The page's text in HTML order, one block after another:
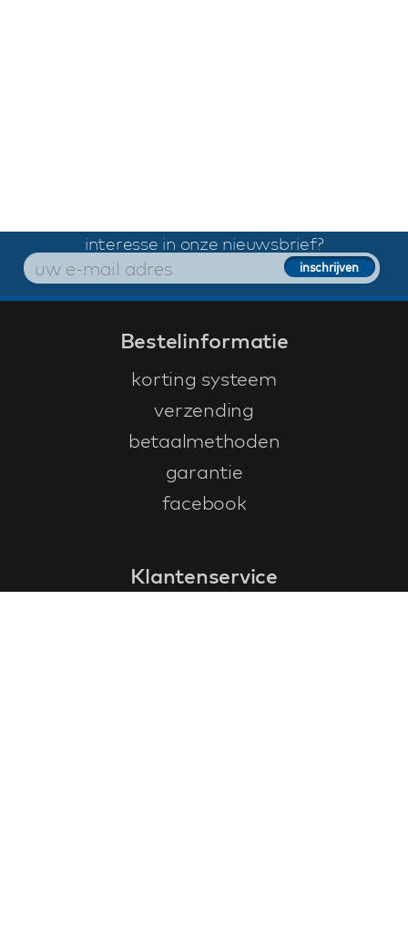
interesse in onze nieuwsbrief?
Bestelinformatie
korting systeem
verzending
betaalmethoden
garantie
facebook
Klantenservice